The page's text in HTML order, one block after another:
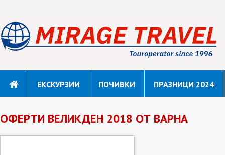
ЕКСКУРЗИИ ПОЧИВКИ ПРАЗНИЦИ 2024
ОФЕРТИ ВЕЛИКДЕН 2018 ОТ ВАРНА